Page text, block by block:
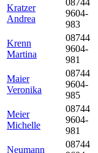
Kratzer
Andrea
9604-
983
Krenn
Martina
08744
9604-
981
Maier
Veronika
08744
9604-
985
Meier
Michelle
08744
9604-
981
Neumann
08744